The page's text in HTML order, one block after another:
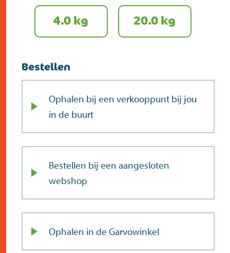
4.0 kg 20.0 kg
Bestellen
Ophalen bij een verkooppunt bij jou
in de buurt
Bestellen bij een aangesloten
webshop
Ophalen in de Garvowinkel